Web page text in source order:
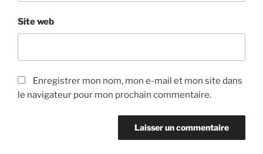
Site web
Enregistrer mon nom, mon e-mail et mon site dans
le navigateur pour mon prochain commentaire.